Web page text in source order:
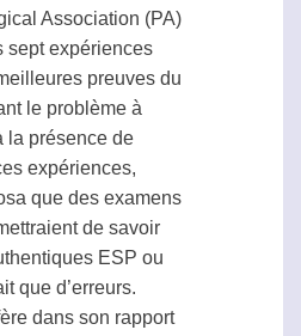
Association (PA)
sept expériences
preuves du
le problème à
la présence de
expériences,
que des examens
de savoir
ESP ou
que d’erreurs.
dans son rapport